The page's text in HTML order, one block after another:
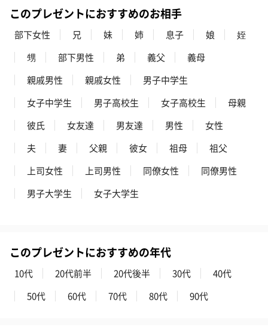
お酒
お酒を同梱してお届けいたします。
プレミアムビール イネ
ディット（712円）
実楽山田錦 特別純米
酒（655円）
ブラック１２
お酒にぴったりのおつまみ・サプリを同梱してお届けいたしま
このプレゼントにおすすめのお相手
部下女性 兄 妹 姉 息子 娘
姪
甥
部下男性 弟 義父
義母
親戚男性
親戚女性
男子中学生
女子中学生
男子高校生 女子高校生
母親
彼氏
女友達 男友達 男性
女性
夫
妻 父親 彼女 祖母
祖父
上司女性
上司男性 同僚女性
同僚男性
男子大学生
女子大学生
このプレゼントにおすすめの年代
10代 20代前半 20代後半 30代
40代
50代
60代 70代 80代 90代